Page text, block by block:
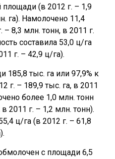
площади (в 2012 г. – 1,9
га). Намолочено 11,4
– 8,3 млн. тонн, в 2011 г.
составила 53,0 ц/га
г. – 42,9 ц/га).
185,8 тыс. га или 97,9% к
г. – 189,9 тыс. га, в 2011
более 1,0 млн. тонн
2011 г. – 1,2 млн. тонн).
ц/га (в 2012 г. – 61,8
с площади 6,5